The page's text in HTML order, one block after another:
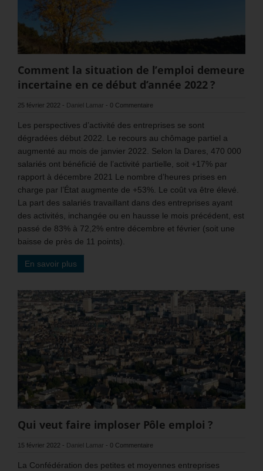
Comment la situation de l’emploi demeure
incertaine en ce début d’année 2022 ?
25 février 2022 - Daniel Lamar - 0 Commentaire
Les perspectives d’activité des entreprises se sont
dégradées début 2022. Le recours au chômage partiel a
augmenté au mois de janvier 2022. Selon la Dares, 470 000
salariés ont bénéficié de l’activité partielle, soit +17% par
rapport à décembre 2021 Le nombre d’heures prises en
charge par l’État augmente de +53%. Le coût va être élevé.
La part des salariés travaillant dans des entreprises ayant
des activités, inchangée ou en hausse le mois précédent, est
passé de 83% à 72,2% entre décembre et février (soit une
baisse de près de 11 points).
En savoir plus
Qui veut faire imploser Pôle emploi ?
15 février 2022 - Daniel Lamar - 0 Commentaire
La Confédération des petites et moyennes entreprises